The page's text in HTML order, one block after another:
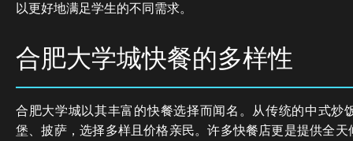
以更好地满足学生的不同需求。
合肥大学城快餐的多样性
合肥大学城以其丰富的快餐选择而闻名。从传统的中式炒
堡、披萨，选择多样且价格亲民。许多快餐店更是提供全